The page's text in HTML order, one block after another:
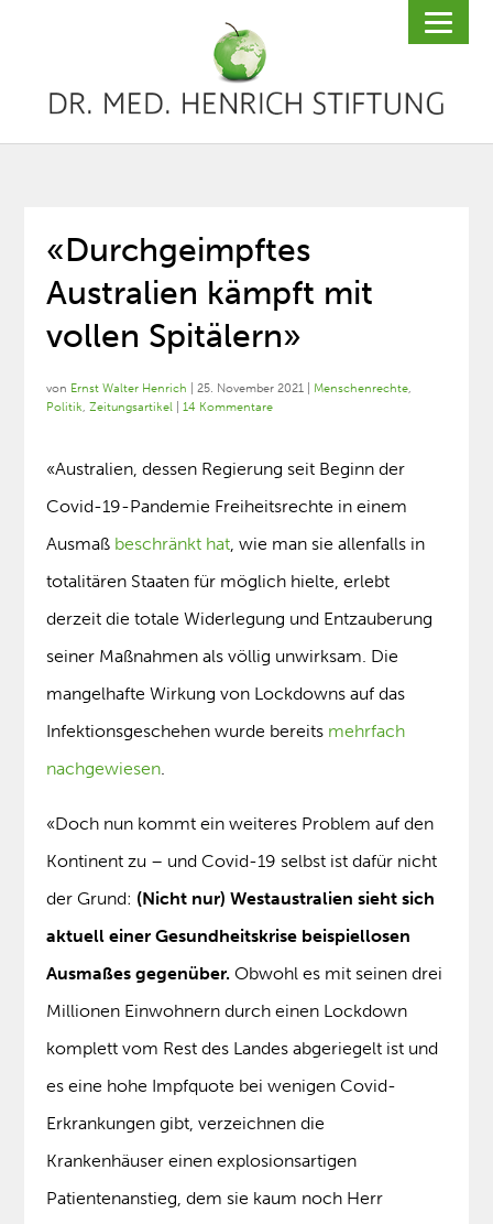
«Durchgeimpftes
Australien kämpft mit
vollen Spitälern»
von Ernst Walter Henrich |25. November 2021 Menschenrechte,
Politik,Zeitungsartikel |14 Kommentare
«Australien, dessen Regierung seit Beginn der
Covid-19-Pandemie Freiheitsrechte in einem
Ausmaß beschränkt hat, wie man sie allenfalls in
totalitären Staaten für möglich hielte, erlebt
derzeit die totale Widerlegung und Entzauberung
seiner Maßnahmen als völlig unwirksam. Die
mangelhafte Wirkung von Lockdowns auf das
Infektionsgeschehen wurde bereits mehrfach
nachgewiesen.
«Doch nun kommt ein weiteres Problem auf den
Kontinent zu – und Covid-19 selbst ist dafür nicht
der Grund: (Nicht nur) Westaustralien sieht sich
aktuell einer Gesundheitskrise beispiellosen
Ausmaßes gegenüber. Obwohl es mit seinen drei
Millionen Einwohnern durch einen Lockdown
komplett vom Rest des Landes abgeriegelt ist und
es eine hohe Impfquote bei wenigen Covid-
Erkrankungen gibt, verzeichnen die
Krankenhäuser einen explosionsartigen
Patientenanstieg, dem sie kaum noch Herr